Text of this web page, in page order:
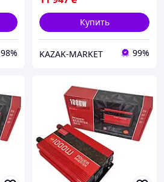
98%
Купить
KAZAK-MARKET 99%